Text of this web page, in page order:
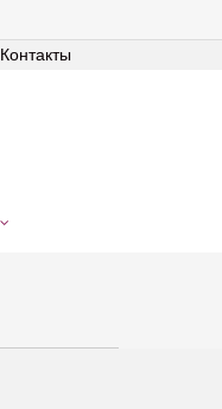
Контакты